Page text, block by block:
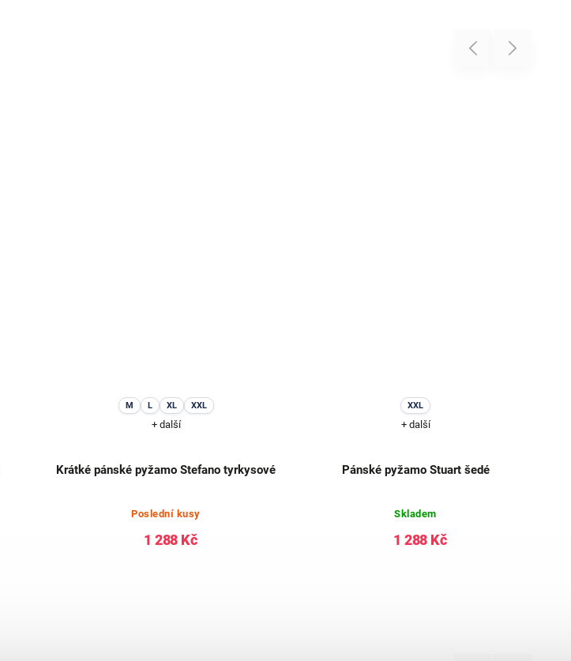
Previous
M L XL XXL
+ další
Krátké pánské pyžamo Stefano tyrkysové
Poslední kusy
1 288 Kč
XXL
+ další
Pánské pyžamo Stuart šedé
Skladem
1 288 Kč
Next